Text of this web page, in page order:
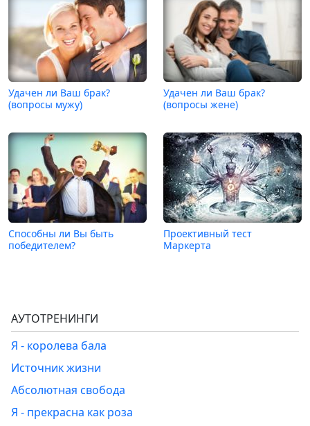
Удачен ли Ваш брак?
(вопросы мужу)
Удачен ли Ваш брак?
(вопросы жене)
Способны ли Вы быть
победителем?
Проективный тест
Маркерта
АУТОТРЕНИНГИ
Я - королева бала
Источник жизни
Абсолютная свобода
Я - прекрасна как роза